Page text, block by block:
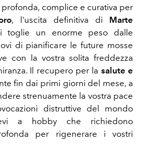
complice e curativa per
, l'uscita definitiva di Marte
toglie un enorme peso dalle
di pianificare le future mosse
con la vostra solita freddezza
Il recupero per la salute e
fin dai primi giorni del mese, a
strenuamente la vostra pace
distruttive del mondo
a hobby che richiedono
per rigenerare i vostri